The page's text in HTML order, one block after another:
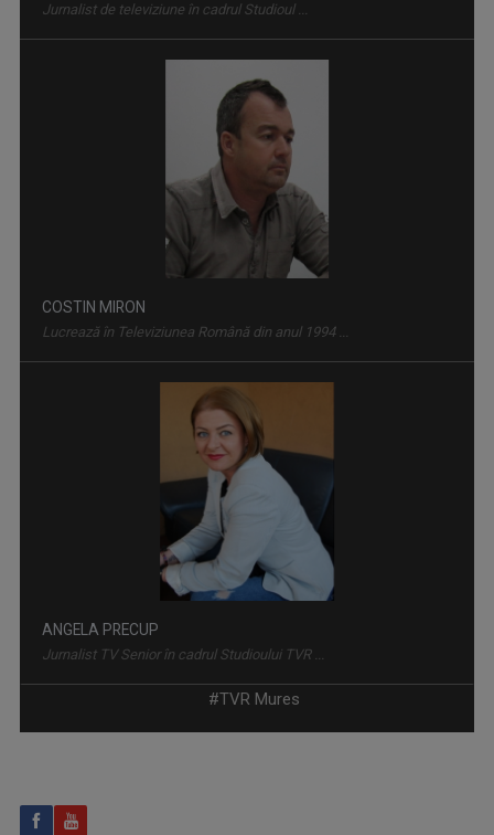
URECHI DE MĂGĂRUŞ - SZAMÁRFÜL
Titlul emisiunii este un joc de cuvinte, care ...
GONDOLATOK VASÁRNAPRA / GÂNDURI DE DUMINICĂ
Un reportaj cu caracter religios care îmbină ...
BIRUITORII
Emisiunea „Biruitorii - Oamenii care se ...
Jurnalist de televiziune în cadrul Studioul ...
COSTIN MIRON
Lucrează în Televiziunea Română din anul 1994 ...
ANGELA PRECUP
Jurnalist TV Senior în cadrul Studioului TVR ...
#TVR Mures